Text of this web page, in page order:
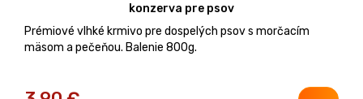
konzerva pre psov
Prémiové vlhké krmivo pre dospelých psov s morčacím
mäsom a pečeňou. Balenie 800g.